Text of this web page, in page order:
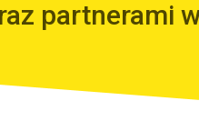
partnerami